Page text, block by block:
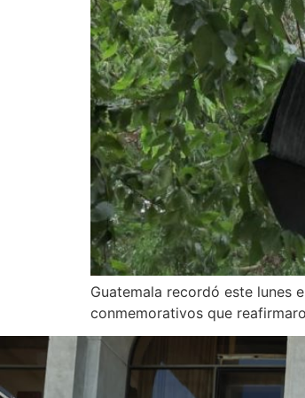
Guatemala recordó este lunes
conmemorativos que